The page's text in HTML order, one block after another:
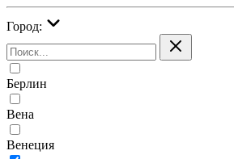
Город:
Берлин
Вена
Венеция